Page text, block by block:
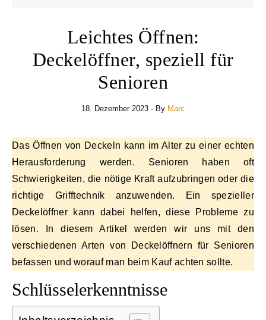
Leichtes Öffnen:
Deckelöffner, speziell für
Senioren
18. Dezember 2023 - By Marc
Das Öffnen von Deckeln kann im Alter zu einer echten
Herausforderung werden. Senioren haben oft
Schwierigkeiten, die nötige Kraft aufzubringen oder die
richtige Grifftechnik anzuwenden. Ein spezieller
Deckelöffner kann dabei helfen, diese Probleme zu
lösen. In diesem Artikel werden wir uns mit den
verschiedenen Arten von Deckelöffnern für Senioren
befassen und worauf man beim Kauf achten sollte.
Schlüsselerkenntnisse